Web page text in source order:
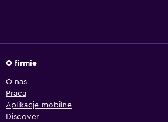
O firmie
O nas
Praca
Aplikacje mobilne
Discover